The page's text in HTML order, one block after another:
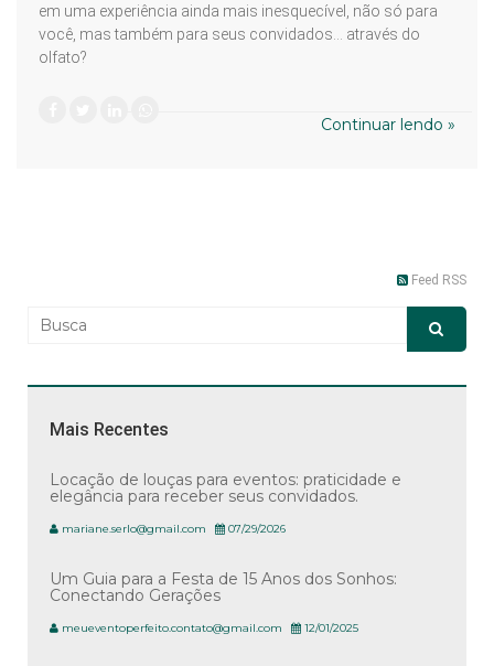
em uma experiência ainda mais inesquecível, não só para
você, mas também para seus convidados... através do
olfato?
Continuar lendo »
Feed RSS
Mais Recentes
Locação de louças para eventos: praticidade e
elegância para receber seus convidados.
mariane.serlo@gmail.com 07/29/2026
Um Guia para a Festa de 15 Anos dos Sonhos:
Conectando Gerações
meueventoperfeito.contato@gmail.com 12/01/2025